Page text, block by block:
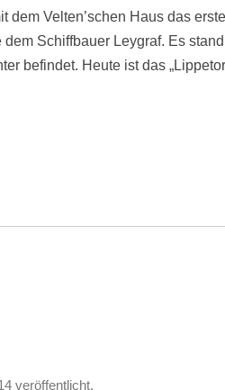
dem Velten’schen Haus das
Schiffbauer Leygraf. Es
befindet. Heute ist das
veröffentlicht.